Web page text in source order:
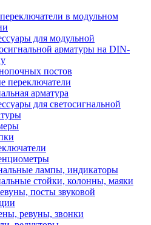
в модульном
для модульной
арматуры на DIN-
постов
переключатели
арматура
для светосигнальной
лампы, индикаторы
стойки, колонны, маяки
посты звуковой
ревуны, звонки